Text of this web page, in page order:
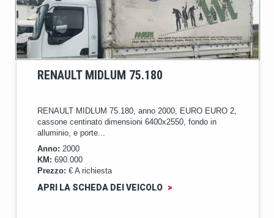
RENAULT MIDLUM 75.180
RENAULT MIDLUM 75.180, anno 2000, EURO EURO 2,
cassone centinato dimensioni 6400x2550, fondo in
alluminio, e porte...
Anno: 2000
KM: 690.000
Prezzo: € A richiesta
APRI LA SCHEDA DEI VEICOLO >